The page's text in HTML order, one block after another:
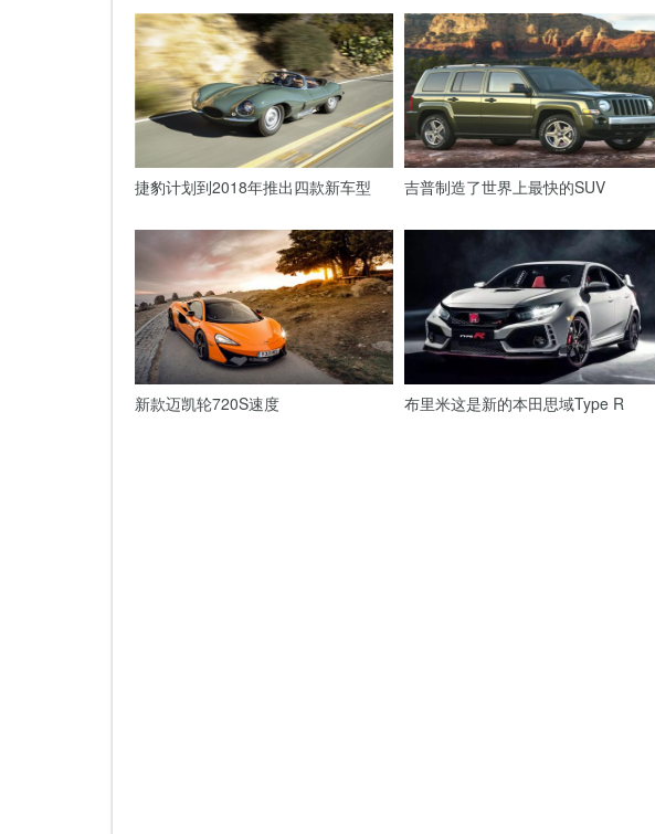
捷豹计划到2018年推出四款新车型 吉普制造了世界上最快的SUV
新款迈凯轮720S速度 布里米这是新的本田思域Type R